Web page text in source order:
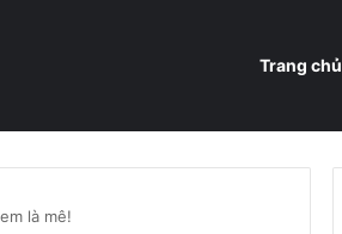
Trang chủ
là mê!